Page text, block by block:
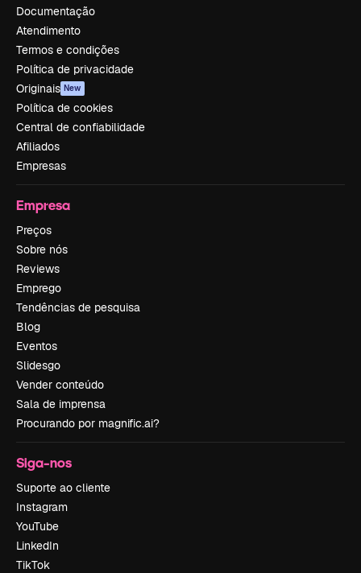
Documentação
Atendimento
Termos e condições
Política de privacidade
Originais New
Política de cookies
Central de confiabilidade
Afiliados
Empresas
Empresa
Preços
Sobre nós
Reviews
Emprego
Tendências de pesquisa
Blog
Eventos
Slidesgo
Vender conteúdo
Sala de imprensa
Procurando por magnific.ai?
Siga-nos
Suporte ao cliente
Instagram
YouTube
LinkedIn
TikTok